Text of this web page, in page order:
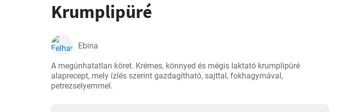
Krumplipüré
Ebina
A megúnhatatlan köret. Krémes, könnyed és mégis laktató krumplipüré
alaprecept, mely ízlés szerint gazdagítható, sajttal, fokhagymával,
petrezselyemmel.